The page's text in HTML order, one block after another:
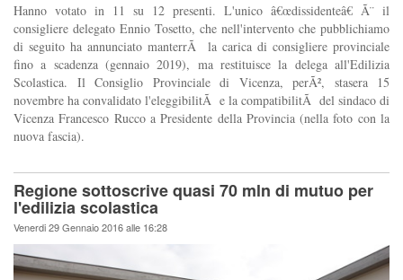
Hanno votato in 11 su 12 presenti. L'unico â€œdissidenteâ€ Ã¨ il
consigliere delegato Ennio Tosetto, che nell'intervento che pubblichiamo
di seguito ha annunciato manterrÃ la carica di consigliere provinciale
fino a scadenza (gennaio 2019), ma restituisce la delega all'Edilizia
Scolastica. Il Consiglio Provinciale di Vicenza, perÃ², stasera 15
novembre ha convalidato l'eleggibilitÃ e la compatibilitÃ del sindaco di
Vicenza Francesco Rucco a Presidente della Provincia (nella foto con la
nuova fascia).
Regione sottoscrive quasi 70 mln di mutuo per
l'edilizia scolastica
Venerdi 29 Gennaio 2016 alle 16:28